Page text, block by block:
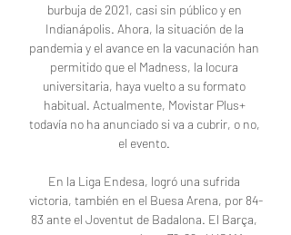
burbuja de 2021, casi sin público y en
Indianápolis. Ahora, la situación de la
pandemia y el avance en la vacunación han
permitido que el Madness, la locura
universitaria, haya vuelto a su formato
habitual. Actualmente, Movistar Plus+
todavía no ha anunciado si va a cubrir, o no,
el evento.
En la Liga Endesa, logró una sufrida
victoria, también en el Buesa Arena, por 84-
83 ante el Joventut de Badalona. El Barça,